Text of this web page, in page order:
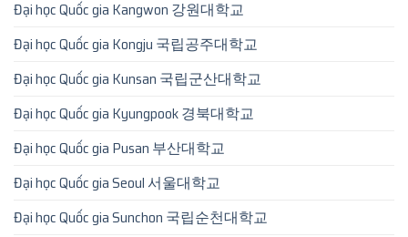
Đại học Quốc gia Kangwon 강원대학교
Đại học Quốc gia Kongju 국립공주대학교
Đại học Quốc gia Kunsan 국립군산대학교
Đại học Quốc gia Kyungpook 경북대학교
Đại học Quốc gia Pusan 부산대학교
Đại học Quốc gia Seoul 서울대학교
Đại học Quốc gia Sunchon 국립순천대학교